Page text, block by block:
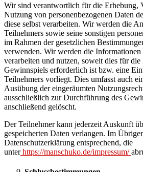
Wir sind verantwortlich für die Erhebung,
Nutzung von personenbezogenen Daten
diese selbst verarbeiten. Wir werden die
Teilnehmers sowie seine sonstigen
im Rahmen der gesetzlichen
verwenden. Wir werden die
verarbeiten und nutzen, soweit dies für
Gewinnspiels erforderlich ist bzw. eine
Teilnehmers vorliegt. Dies umfasst auch
Ausübung der eingeräumten
ausschließlich zur Durchführung des
anschließend gelöscht.
Der Teilnehmer kann jederzeit Auskunft
gespeicherten Daten verlangen. Im
Datenschutzerklärung entsprechend, die
unterhttps://manschuko.de/impressum/